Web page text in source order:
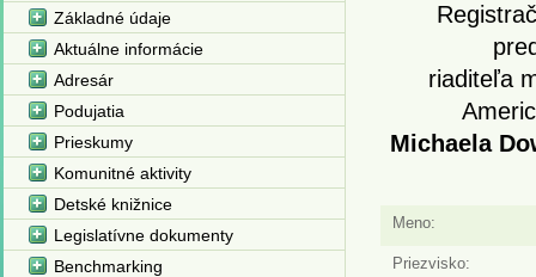
riaditeľa
Michaela
Meno:
Priezvisko:
Základné údaje
Aktuálne informácie
Adresár
Podujatia
Prieskumy
Komunitné aktivity
Detské knižnice
Legislatívne dokumenty
Benchmarking